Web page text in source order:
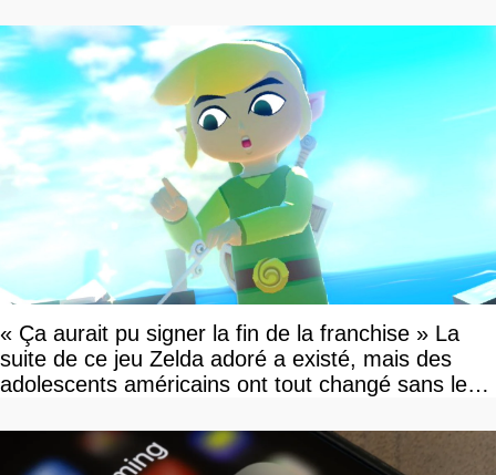
« Ça aurait pu signer la fin de la franchise » La
suite de ce jeu Zelda adoré a existé, mais des
adolescents américains ont tout changé sans le